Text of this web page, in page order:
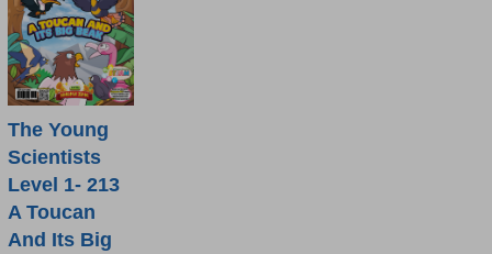
The Young
Scientists
Level 1- 213
A Toucan
And Its Big